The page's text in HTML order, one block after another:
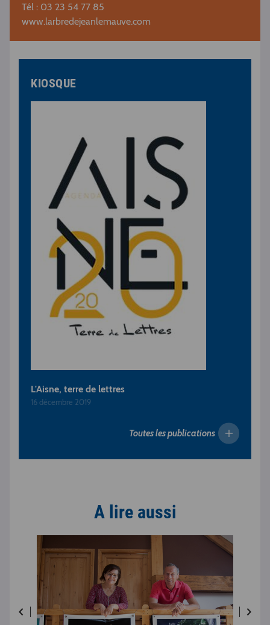
Tél : 03 23 54 77 85
www.larbredejeanlemauve.com
KIOSQUE
L'Aisne, terre de lettres
16 décembre 2019
Toutes les publications
A lire aussi